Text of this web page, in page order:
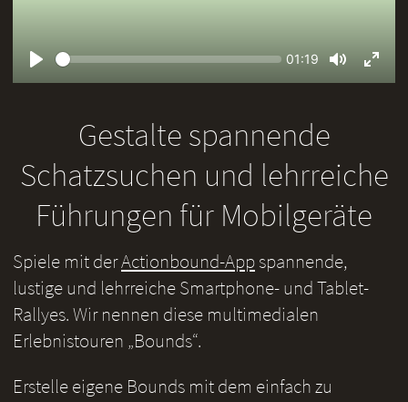
Seek
Current
01:19
Mute
Gestalte spannende
Schatzsuchen und lehrreiche
Führungen für Mobilgeräte
Spiele mit derActionbound-Appspannende,
lustige und lehrreiche Smartphone- und Tablet-
Rallyes. Wir nennen diese multimedialen
Erlebnistouren „Bounds“.
Erstelle eigene Bounds mit dem einfach zu